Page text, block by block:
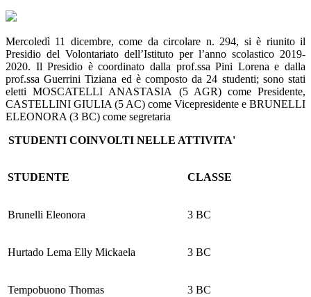
Mercoledì 11 dicembre, come da circolare n. 294, si è riunito il
Presidio del Volontariato dell’Istituto per l’anno scolastico 2019-
2020. Il Presidio è coordinato dalla prof.ssa Pini Lorena e dalla
prof.ssa Guerrini Tiziana ed è composto da 24 studenti; sono stati
eletti MOSCATELLI ANASTASIA (5 AGR) come Presidente,
CASTELLINI GIULIA (5 AC) come Vicepresidente e BRUNELLI
ELEONORA (3 BC) come segretaria
STUDENTI COINVOLTI NELLE ATTIVITA'
STUDENTE CLASSE
Brunelli Eleonora 3 BC
Hurtado Lema Elly Mickaela 3 BC
Tempobuono Thomas 3 BC